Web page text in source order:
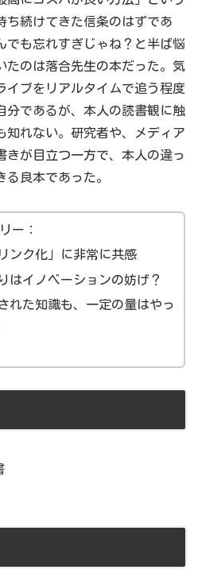
ち続けてきた信条のはずであ
でも忘れすぎじゃね？と半ば悩
たのは落合先生の本だった。気
イブをリアルタイムで追う程度
分であるが、本人の読書観に触
知れない。研究者や、メディア
きが目立つ一方で、本人の違っ
良本であった。
ー：
ンク化」に非常に共感
はイノベーションの妨げ？
れた知識も、一定の量はやっ